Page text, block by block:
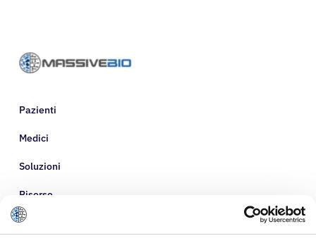
Pazienti
Medici
Soluzioni
Risorse
Informazioni su di noi